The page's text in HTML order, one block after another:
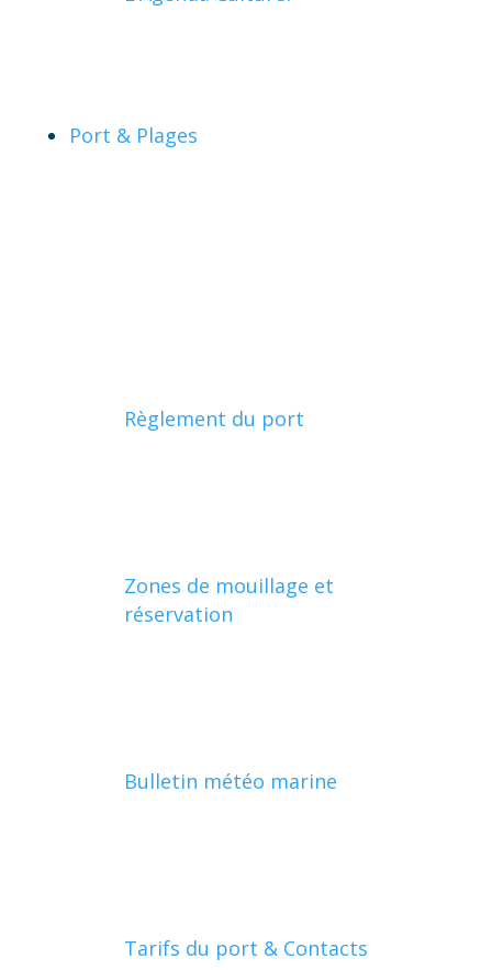
Port & Plages
Règlement du port
Zones de mouillage et
réservation
Bulletin météo marine
Tarifs du port & Contacts